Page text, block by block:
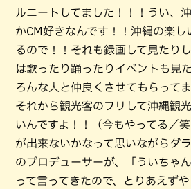
ルニートしてました！！！うい、
かCM好きなんです！！沖縄の楽し
るので！！それも録画して見たり
は歌ったり踊ったりイベントも見
ろんな人と仲良くさせてもらってま
それから観光客のフリして沖縄観
いんですよ！！（今もやってる／
が出来ないかなって思いながらダ
のプロデューサーが、「ういちゃ
って言ってきたので、とりあえず